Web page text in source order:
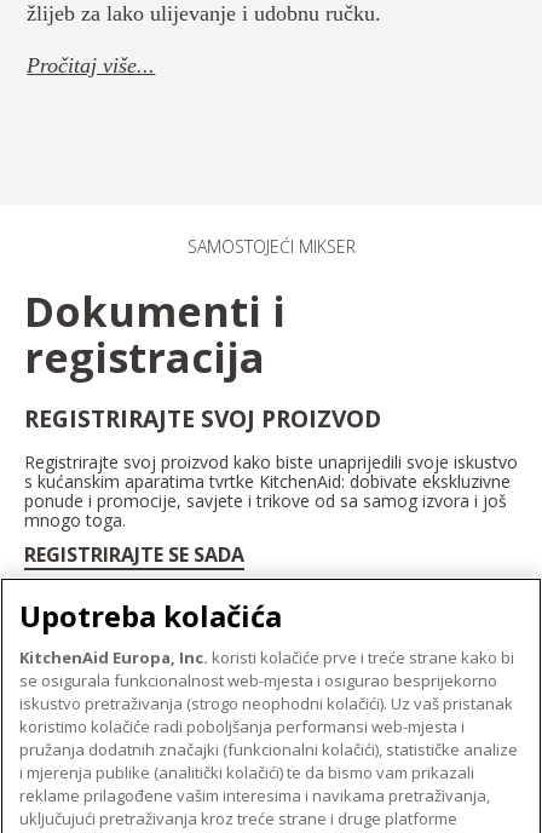
žlijeb za lako ulijevanje i udobnu ručku.
Pročitaj više...
SAMOSTOJEĆI MIKSER
Dokumenti i
registracija
REGISTRIRAJTE SVOJ PROIZVOD
Registrirajte svoj proizvod kako biste unaprijedili svoje iskustvo
s kućanskim aparatima tvrtke KitchenAid: dobivate ekskluzivne
ponude i promocije, savjete i trikove od sa samog izvora i još
mnogo toga.
REGISTRIRAJTE SE SADA
O TVRTKI KITCHENAID
Robna marka
Povijest
ODR
PODRŠKA
Pronađi trgovinu
Jamstvo i dokumenti
PRATITE NAS
Upotreba kolačića
KitchenAid Europa, Inc. koristi kolačiće prve i treće strane kako bi
se osigurala funkcionalnost web-mjesta i osigurao besprijekorno
iskustvo pretraživanja (strogo neophodni kolačići). Uz vaš pristanak
koristimo kolačiće radi poboljšanja performansi web-mjesta i
pružanja dodatnih značajki (funkcionalni kolačići), statističke analize
i mjerenja publike (analitički kolačići) te da bismo vam prikazali
reklame prilagođene vašim interesima i navikama pretraživanja,
uključujući pretraživanja kroz treće strane i druge platforme